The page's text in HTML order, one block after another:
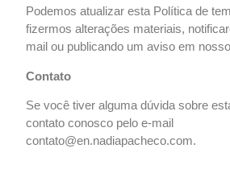
Podemos atualizar esta Política de
fizermos alterações materiais,
mail ou publicando um aviso em
Contato
Se você tiver alguma dúvida sobre
contato conosco pelo e-mail
contato@en.nadiapacheco.com.